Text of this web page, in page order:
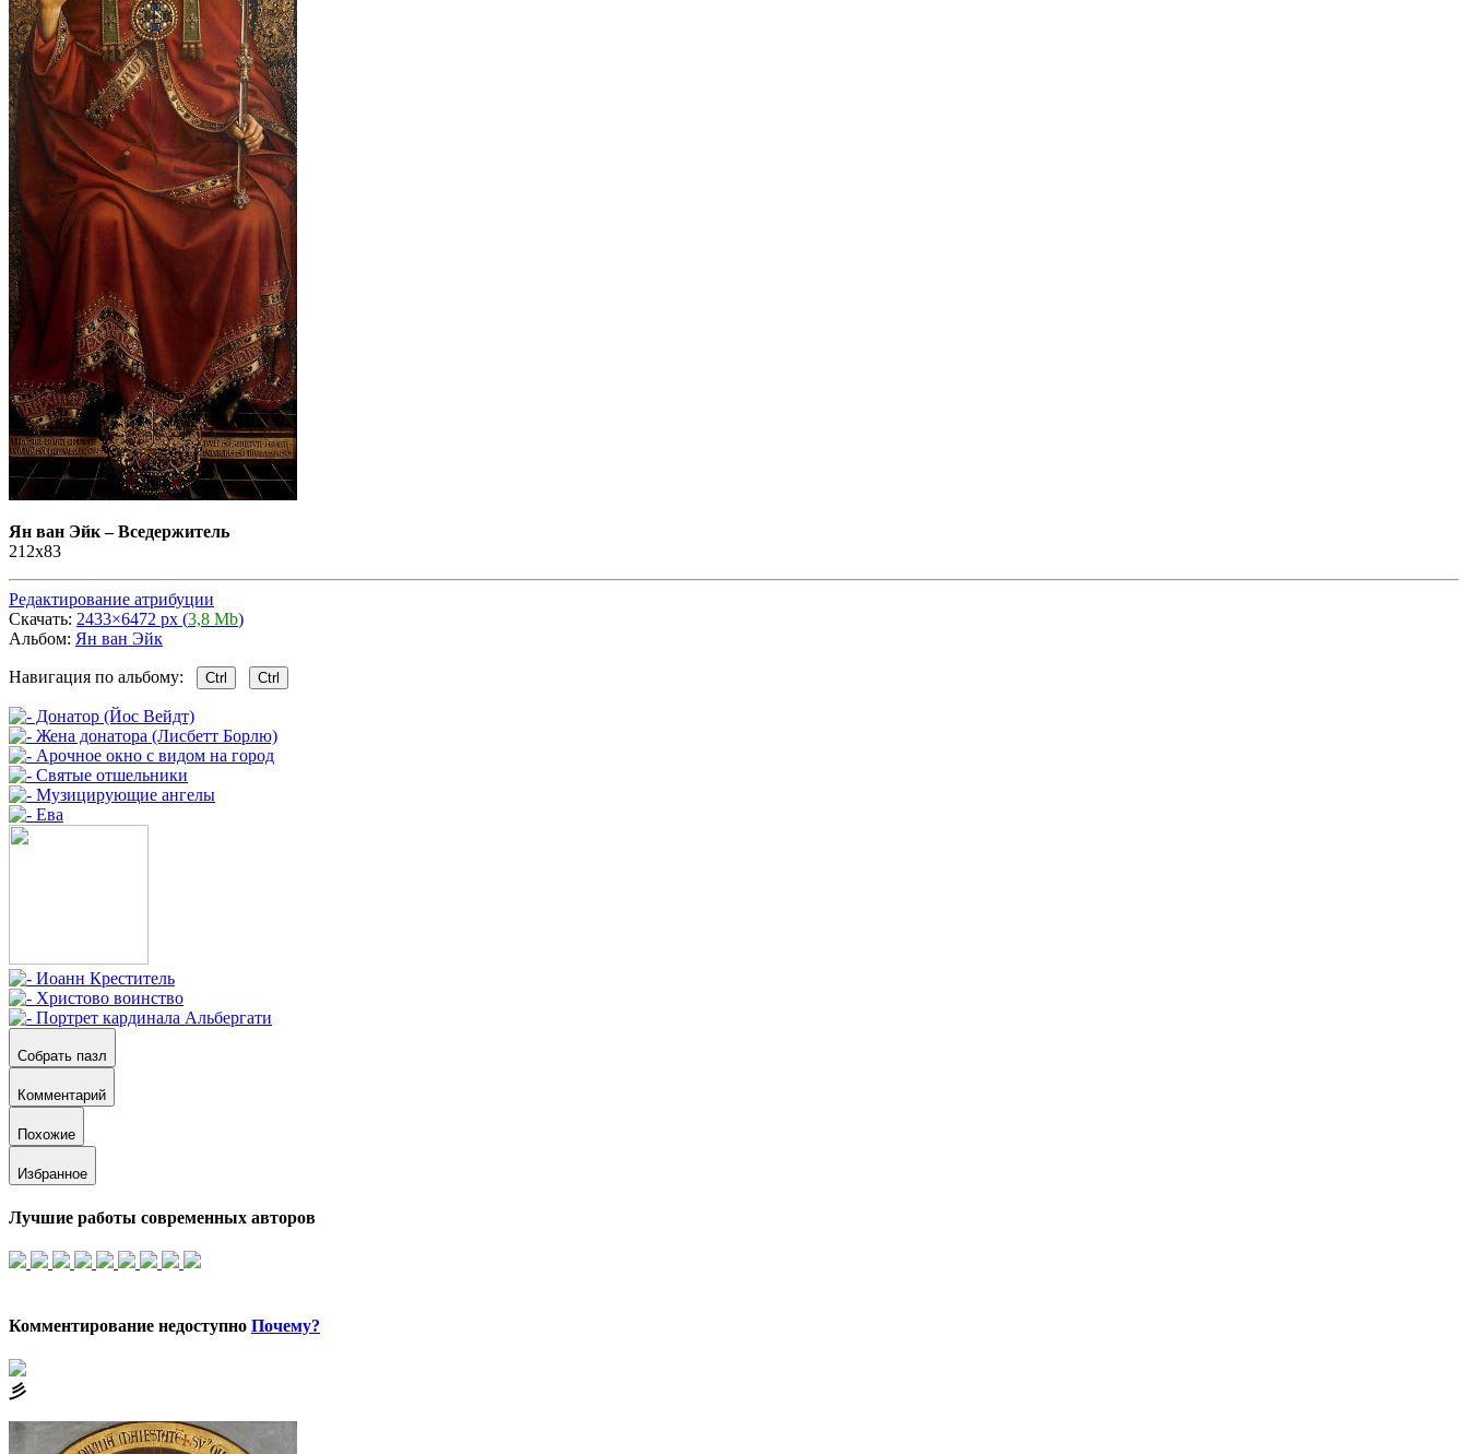
Ян ван Эйк–Вседержитель
212x83
Редактирование атрибуции
Скачать: 2433×6472 px (3,8 Mb)
Альбом: Ян ван Эйк
Навигация по альбому: Ctrl Ctrl
Собрать пазл
Комментарий
Похожие
Избранное
Лучшие работы современных авторов
Комментирование недоступно Почему?
⼺